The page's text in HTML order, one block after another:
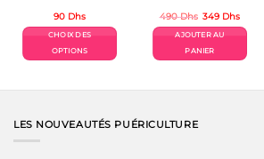
90 Dhs
CHOIX DES
OPTIONS
variations.
490Dhs Le
initial
était :
490 Dhs.
349 DhsLe
actuel
AJOUTER AU
PANIER
LES NOUVEAUTÉS PUÉRICULTURE